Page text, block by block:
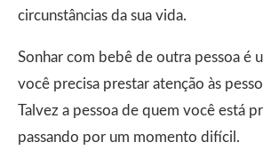
circunstâncias da sua vida.
Sonhar com bebê de outra pessoa é
você precisa prestar atenção às
Talvez a pessoa de quem você está
passando por um momento difícil.